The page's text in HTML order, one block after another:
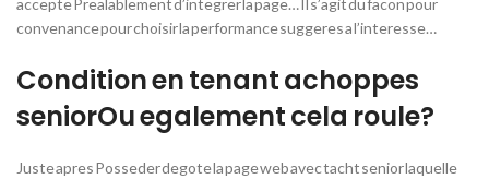
accepte Prealablement d’integrer la page… Il s’agit du facon pour
convenance pour choisir la performance suggeres a l’interesse…
Condition en tenant achoppes
seniorOu egalement cela roule?
Juste apres Posseder degote la page web avec tacht senior laquelle